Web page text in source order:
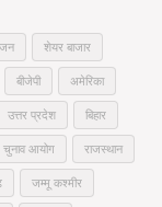
शेयर बाजार
बीजेपी अमेरिका
उत्तर प्रदेश बिहार
चुनाव आयोग राजस्थान
जम्मू कश्मीर